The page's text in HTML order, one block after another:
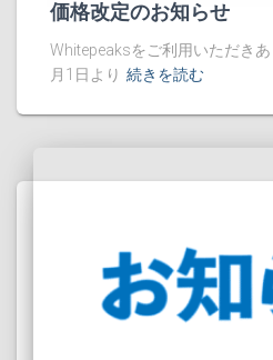
価格改定のお知らせ
Whitepeaksをご利用いただき
月1日より 続きを読む